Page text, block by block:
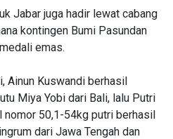
Jabar juga hadir lewat cabang
kontingen Bumi Pasundan
emas.
Ainun Kuswandi berhasil
Miya Yobi dari Bali, lalu Putri
nomor 50,1-54kg putri berhasil
dari Jawa Tengah dan